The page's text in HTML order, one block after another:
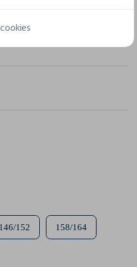
146/152 158/164